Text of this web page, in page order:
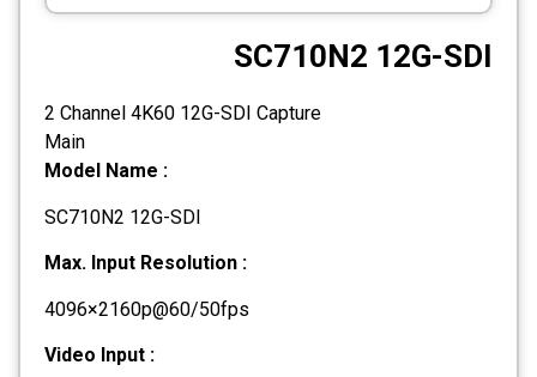
SC710N2 12G-SDI
2 Channel 4K60 12G-SDI Capture
Main
Model Name :
SC710N2 12G-SDI
Max. Input Resolution :
4096×2160p@60/50fps
Video Input :